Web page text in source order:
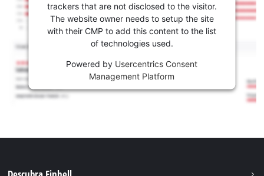
trackers that are not disclosed to the visitor.
The website owner needs to setup the site
with their CMP to add this content to the list
of technologies used.
Powered by Usercentrics Consent
Management Platform